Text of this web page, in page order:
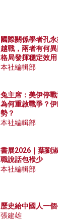
國際關係學者孔
越戰，兩者有何
格局發揮穩定效用
本社編輯部
兔主席：美伊停
為何重啟戰爭？
勢？
本社編輯部
書展2026｜葉劉
職說話包袱少
本社編輯部
歷史給中國人一
張建雄